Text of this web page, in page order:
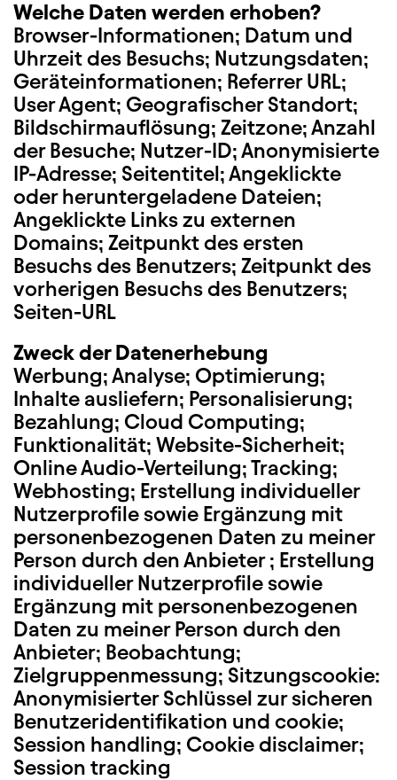
Welche Daten werden erhoben?
Browser-Informationen; Datum und
Uhrzeit des Besuchs; Nutzungsdaten;
Geräteinformationen; Referrer URL;
User Agent; Geografischer Standort;
Bildschirmauflösung; Zeitzone; Anzahl
der Besuche; Nutzer-ID; Anonymisierte
IP-Adresse; Seitentitel; Angeklickte
oder heruntergeladene Dateien;
Angeklickte Links zu externen
Domains; Zeitpunkt des ersten
Besuchs des Benutzers; Zeitpunkt des
vorherigen Besuchs des Benutzers;
Seiten-URL
Zweck der Datenerhebung
Werbung; Analyse; Optimierung;
Inhalte ausliefern; Personalisierung;
Bezahlung; Cloud Computing;
Funktionalität; Website-Sicherheit;
Online Audio-Verteilung; Tracking;
Webhosting; Erstellung individueller
Nutzerprofile sowie Ergänzung mit
personenbezogenen Daten zu meiner
Person durch den Anbieter ; Erstellung
individueller Nutzerprofile sowie
Ergänzung mit personenbezogenen
Daten zu meiner Person durch den
Anbieter; Beobachtung;
Zielgruppenmessung; Sitzungscookie:
Anonymisierter Schlüssel zur sicheren
Benutzeridentifikation und cookie;
Session handling; Cookie disclaimer;
Session tracking